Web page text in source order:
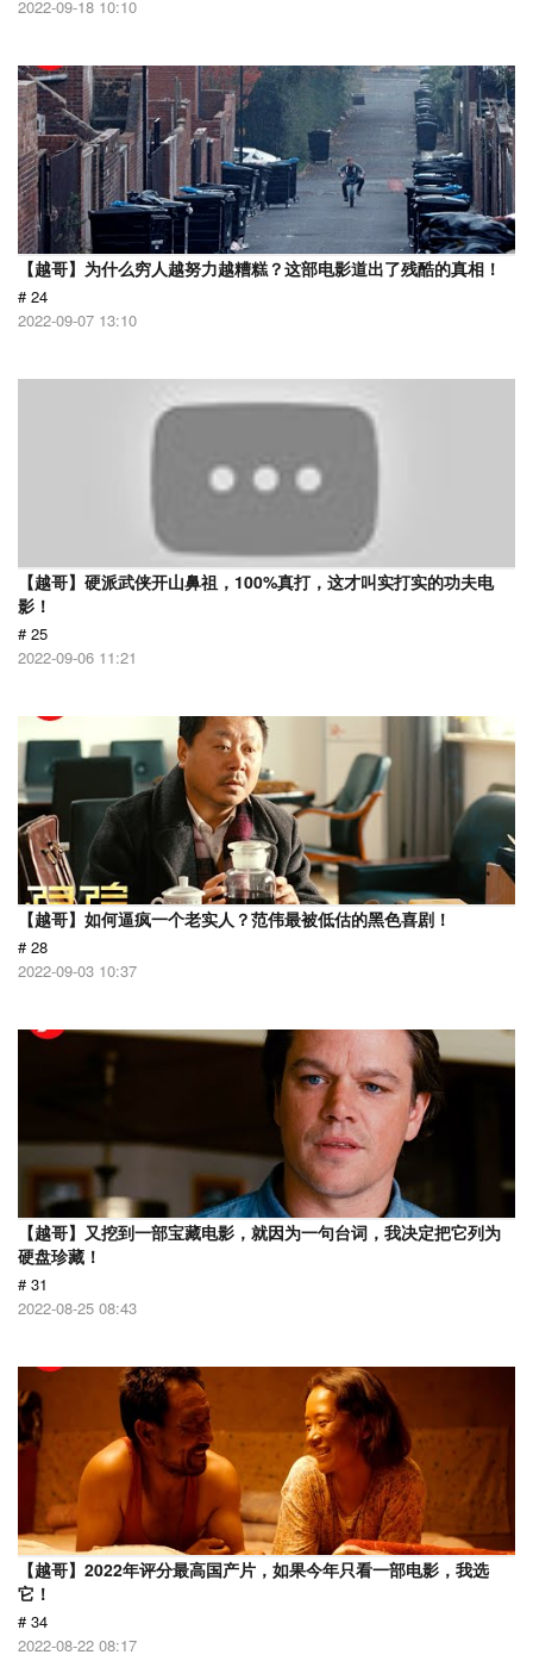
2022-09-18 10:10
【越哥】为什么穷人越努力越糟糕？这部电影道出了残酷的真相！
# 24
2022-09-07 13:10
【越哥】硬派武侠开山鼻祖，100%真打，这才叫实打实的功夫电
影！
# 25
2022-09-06 11:21
【越哥】如何逼疯一个老实人？范伟最被低估的黑色喜剧！
# 28
2022-09-03 10:37
【越哥】又挖到一部宝藏电影，就因为一句台词，我决定把它列为
硬盘珍藏！
# 31
2022-08-25 08:43
【越哥】2022年评分最高国产片，如果今年只看一部电影，我选
它！
# 34
2022-08-22 08:17